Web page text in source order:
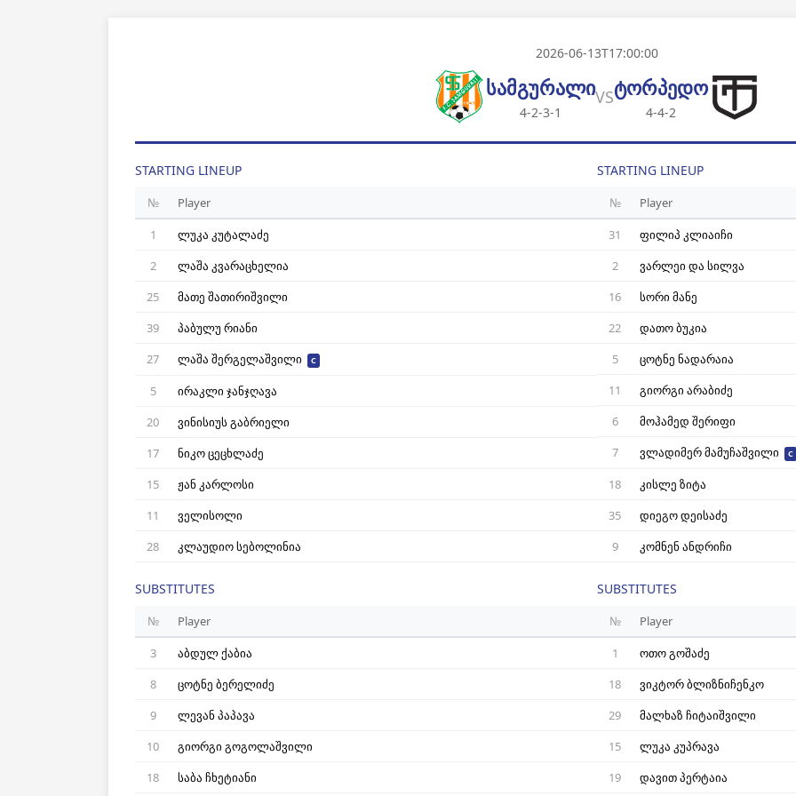
2026-06-13T17:00:00
სამგურალი
4-2-3-1
VSტორპედო
4-4-2
STARTING LINEUP
№
Player
1
ლუკა კუტალაძე
2
ლაშა კვარაცხელია
25
მათე შათირიშვილი
39
პაბულუ რიანი
27
ლაშა შერგელაშვილი C
5
ირაკლი ჯანჯღავა
20
ვინისიუს გაბრიელი
17
ნიკო ცეცხლაძე
15
ჟან კარლოსი
11
ველისოლი
28
კლაუდიო სებოლინია
SUBSTITUTES
№
Player
3
აბდულ ქაბია
8
ცოტნე ბერელიძე
9
ლევან პაპავა
10
გიორგი გოგოლაშვილი
18
საბა ჩხეტიანი
STARTING LINEUP
№
Player
31
ფილიპ კლიაიჩი
2
ვარლეი და სილვა
16
სორი მანე
22
დათო ბუკია
5
ცოტნე ნადარაია
11
გიორგი არაბიძე
6
მოჰამედ შერიფი
7
ვლადიმერ მამუჩაშვილი C
18
კისლე ზიტა
35
დიეგო დეისაძე
9
კომნენ ანდრიჩი
SUBSTITUTES
№
Player
1
ოთო გოშაძე
18
ვიკტორ ბლიზნიჩენკო
29
მალხაზ ჩიტაიშვილი
15
ლუკა კუპრავა
19
დავით პერტაია